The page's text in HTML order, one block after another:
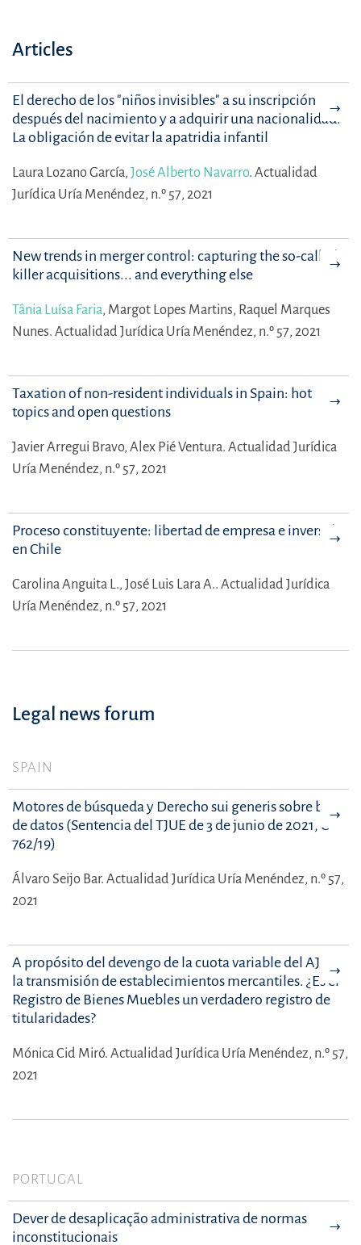
Articles
El derecho de los "niños invisibles" a su inscripción
después del nacimiento y a adquirir una nacionalidad.
La obligación de evitar la apatridia infantil
Laura Lozano García, José Alberto Navarro. Actualidad
Jurídica Uría Menéndez, n.º 57, 2021
New trends in merger control: capturing the so-called
killer acquisitions... and everything else
Tânia Luísa Faria, Margot Lopes Martins, Raquel Marques
Nunes. Actualidad Jurídica Uría Menéndez, n.º 57, 2021
Taxation of non-resident individuals in Spain: hot
topics and open questions
Javier Arregui Bravo, Alex Pié Ventura. Actualidad Jurídica
Uría Menéndez, n.º 57, 2021
Proceso constituyente: libertad de empresa e inversión
en Chile
Carolina Anguita L., José Luis Lara A.. Actualidad Jurídica
Uría Menéndez, n.º 57, 2021
Legal news forum
SPAIN
Motores de búsqueda y Derecho sui generis sobre bases
de datos (Sentencia del TJUE de 3 de junio de 2021, C-
762/19)
Álvaro Seijo Bar. Actualidad Jurídica Uría Menéndez, n.º 57,
2021
A propósito del devengo de la cuota variable del AJD en
la transmisión de establecimientos mercantiles. ¿Es el
Registro de Bienes Muebles un verdadero registro de
titularidades?
Mónica Cid Miró. Actualidad Jurídica Uría Menéndez, n.º 57,
2021
PORTUGAL
Dever de desaplicação administrativa de normas
inconstitucionais